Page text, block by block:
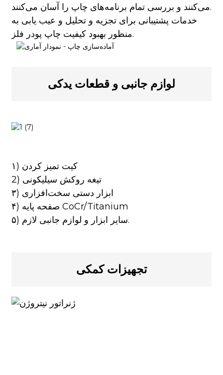
می‌کنند و بررسی تمام برنامه‌های چاپ را آسان می‌کنند.
خدمات پشتیبانی برای تجزیه و تحلیل و عیب یابی به
منظور بهبود کیفیت چاپ پودر فلز.
لوازم جانبی و قطعات یدکی
۱) کیت تمیز کردن
2) تیغه روکش سیلیکونی
۳) ابزار دستی سخت‌افزاری
۴) صفحه پایه CoCr/Titanium
۵) سایر ابزار و لوازم جانبی لازم.
تجهیزات کمکی